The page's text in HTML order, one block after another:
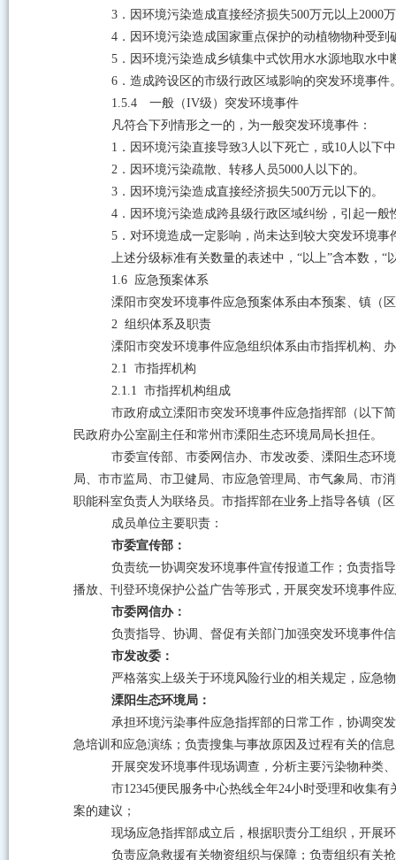
3． 因环境污染造成直接经济损失500万元以上2000
4．因环境污染造成国家重点保护的动植物物种受到
5．因环境污染造成乡镇集中式饮用水水源地取水中
6．造成跨设区的市级行政区域影响的突发环境事件
1.5.4一般（IV级）突发环境事件
凡符合下列情形之一的，为一般突发环境事件：
1 ．因环境污染直接导致3人以下死亡，或10人以下
2．因环境污染疏散、转移人员5000人以下的。
3．因环境污染造成直接经济损失500万元以下的。
4．因环境污染造成跨县级行政区域纠纷，引起一般
5． 对环境造成一定影响，尚未达到较大突发环境事
上述分级标准有关数量的表述中， “以上”含本数，“
1.6 应急预案体系
溧阳市突发环境事件应急预案体系由本预案、镇（
2 组织体系及职责
溧阳市突发环境事件应急组织体系由市指挥机构、
2.1 市指挥机构
2.1.1 市指挥机构组成
市政府成立溧阳市突发环境事件应急指挥部（以下
民政府办公室副主任和常州市溧阳生态环境局局长担任。
市委宣传部、市委网信办、市发改委、溧阳生态环
局、市市监局、市卫健局、市应急管理局、市气象局、市
职能科室负责人为联络员。市指挥部在业务上指导各镇（
成员单位主要职责：
市委宣传部：
负责统一协调突发环境事件宣传报道工作；负责指
播放、刊登环境保护公益广告等形式，开展突发环境事件
市委网信办：
负责指导、协调、督促有关部门加强突发环境事件
市发改委：
严格落实上级关于环境风险行业的相关规定，应急
溧阳生态环境局：
承担环境污染事件应急指挥部的日常工作，协调突
急培训和应急演练；负责搜集与事故原因及过程有关的信
开展突发环境事件现场调查，分析主要污染物种类
市12345便民服务中心热线全年24小时受理和收集有
案的建议；
现场应急指挥部成立后，根据职责分工组织，开展
负责应急救援有关物资组织与保障；负责组织有关